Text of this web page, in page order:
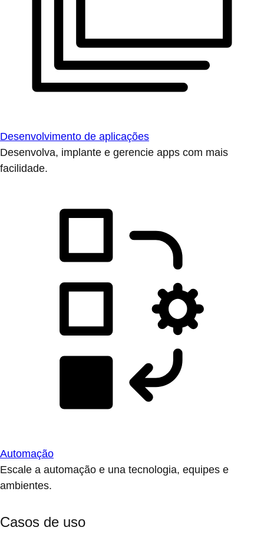
Desenvolvimento de aplicações
Desenvolva, implante e gerencie apps com mais
facilidade.
Automação
Escale a automação e una tecnologia, equipes e
ambientes.
Casos de uso